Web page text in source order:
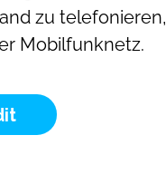
zu telefonieren,
Mobilfunknetz.